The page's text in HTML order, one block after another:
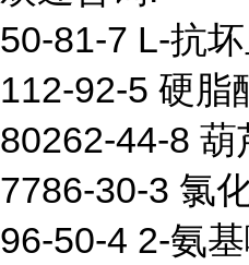
50-81-7 L-抗
112-92-5 硬脂
80262-44-8 葫
7786-30-3 氯
96-50-4 2-氨